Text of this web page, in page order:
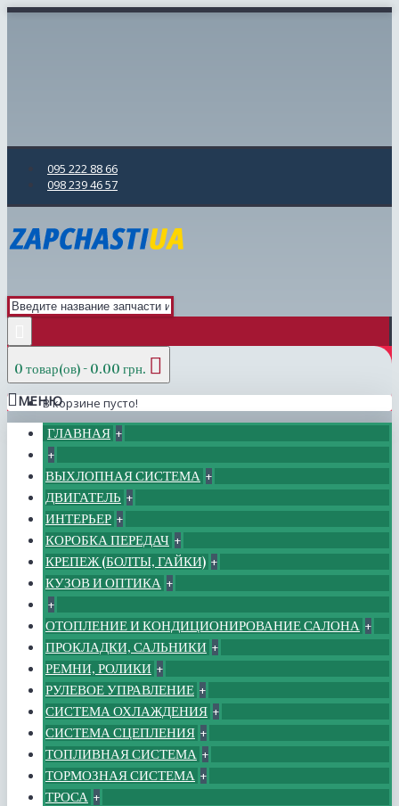
095 222 88 66
098 239 46 57
0 товар(ов) - 0.00 грн.
В корзине пусто!
МЕНЮ
ГЛАВНАЯ +
+
ВЫХЛОПНАЯ СИСТЕМА +
ДВИГАТЕЛЬ +
ИНТЕРЬЕР +
КОРОБКА ПЕРЕДАЧ +
КРЕПЕЖ (БОЛТЫ, ГАЙКИ) +
КУЗОВ И ОПТИКА +
+
ОТОПЛЕНИЕ И КОНДИЦИОНИРОВАНИЕ САЛОНА +
ПРОКЛАДКИ, САЛЬНИКИ +
РЕМНИ, РОЛИКИ +
РУЛЕВОЕ УПРАВЛЕНИЕ +
СИСТЕМА ОХЛАЖДЕНИЯ +
СИСТЕМА СЦЕПЛЕНИЯ +
ТОПЛИВНАЯ СИСТЕМА +
ТОРМОЗНАЯ СИСТЕМА +
ТРОСА +